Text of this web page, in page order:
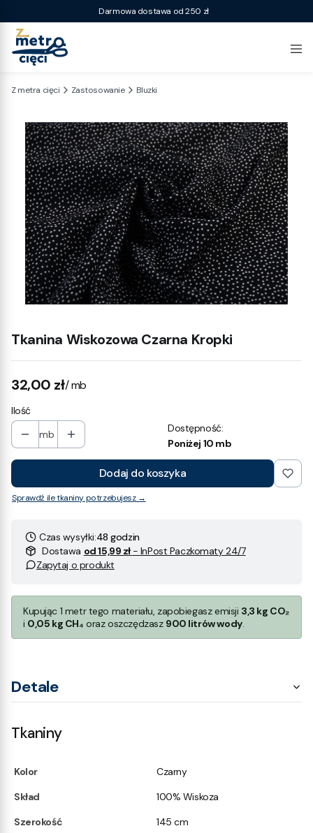
Darmowa dostawa od 250 zł
Z metra cięci Zastosowanie Bluzki
Tkanina Wiskozowa Czarna Kropki
Cena
32,00 zł/ mb
Ilość
mb
Dostępność:
Poniżej 10 mb
Dodaj do koszyka
Sprawdź ile tkaniny potrzebujesz →
Czas wysyłki:48 godzin
Dostawa od 15,99 zł - InPost Paczkomaty 24/7
Zapytaj o produkt
Kupując 1 metr tego materiału, zapobiegasz emisji 3,3 kg CO₂
i 0,05 kg CH₄ oraz oszczędzasz 900 litrów wody.
Detale
Tkaniny
Kolor
Czarny
Skład
100% Wiskoza
Szerokość
145 cm